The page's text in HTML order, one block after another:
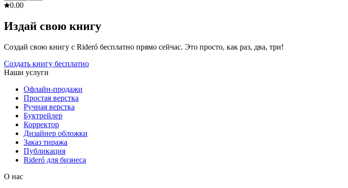
0.00
Издай свою книгу
Создай свою книгу с Rideró бесплатно прямо сейчас. Это просто, как раз, два, три!
Создать книгу бесплатно
Наши услуги
Офлайн-продажи
Простая верстка
Ручная верстка
Буктрейлер
Корректор
Дизайнер обложки
Заказ тиража
Публикация
Rideró для бизнеса
О нас